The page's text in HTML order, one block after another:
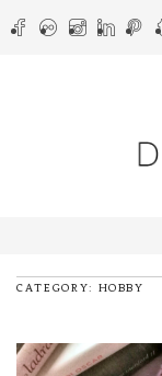
CATEGORY: HOBBY